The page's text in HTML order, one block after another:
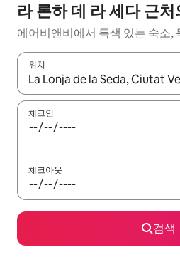
라 론하 데 라 세다 근
에어비앤비에서 특색 있는 숙소,
위치
결과가 나오면 위·아래 화살표 키
체크인
체크아웃
검색